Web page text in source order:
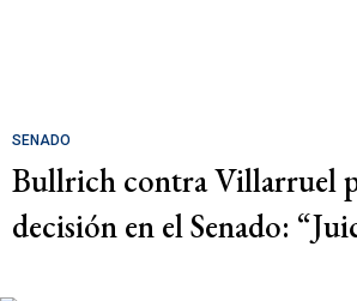
SENADO
Bullrich contra Villarruel
decisión en el Senado: